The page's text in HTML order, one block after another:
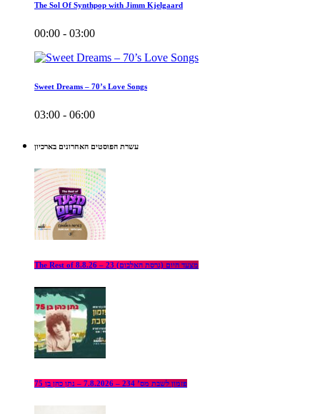
The Sol Of Synthpop with Jimm Kjelgaard
00:00 - 03:00
Sweet Dreams – 70’s Love Songs
03:00 - 06:00
עשרת הפוסטים האחרונים בארכיון
The Rest of מצעד היום (גרסת האלבום) 23 – 8.8.26
פזמון לשבת מס’ 234 – 7.8.2026 – נתן כהן בן 75